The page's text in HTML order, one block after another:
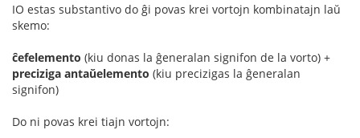
IO estas substantivo do ĝi povas krei vortojn kombinatajn laŭ
skemo:
ĉefelemento (kiu donas la ĝeneralan signifon de la vorto) +
preciziga antaŭelemento (kiu precizigas la ĝeneralan
signifon)
Do ni povas krei tiajn vortojn: